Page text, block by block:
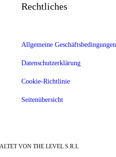
Rechtliches
Allgemeine Geschäftsbedingungen
Datenschutzerklärung
Cookie-Richtlinie
Seitenübersicht
VON THE LEVEL S.R.L